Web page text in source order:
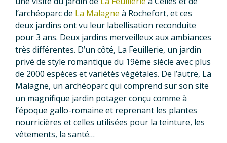
l’archéoparc de La Malagne à Rochefort, et ces
deux jardins ont vu leur labellisation reconduite
pour 3 ans. Deux jardins merveilleux aux ambiances
très différentes. D’un côté, La Feuillerie, un jardin
privé de style romantique du 19ème siècle avec plus
de 2000 espèces et variétés végétales. De l’autre, La
Malagne, un archéoparc qui comprend sur son site
un magnifique jardin potager conçu comme à
l’époque gallo-romaine et reprenant les plantes
nourricières et celles utilisées pour la teinture, les
vêtements, la santé…